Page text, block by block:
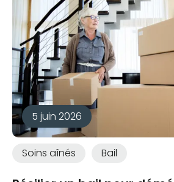
5 juin 2026
Soins aînés Bail